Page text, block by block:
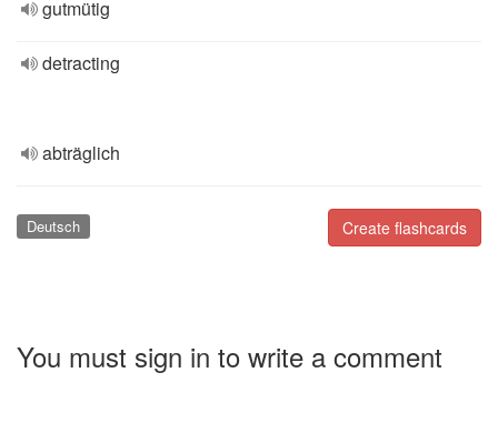
gutmütig
detracting
abträglich
Create flashcards
Deutsch
You must sign in to write a comment